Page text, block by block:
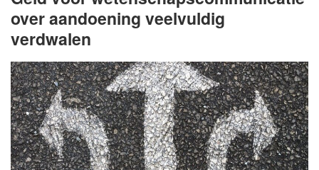
over aandoening veelvuldig
verdwalen